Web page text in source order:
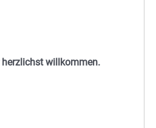
herzlichst willkommen.